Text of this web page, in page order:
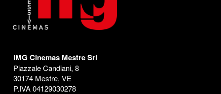
IMG Cinemas Mestre Srl
Piazzale Candiani, 8
30174 Mestre, VE
P.IVA 04129030278